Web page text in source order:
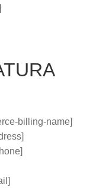
billing-name]